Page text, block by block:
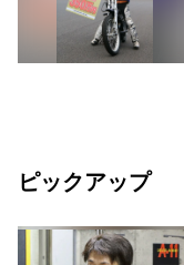
ピックアップ